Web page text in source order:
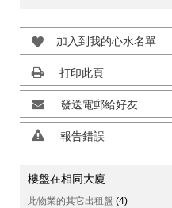
加入到我的心水名單
打印此頁
發送電郵給好友
報告錯誤
樓盤在相同大廈
此物業的其它出租盤 (4)